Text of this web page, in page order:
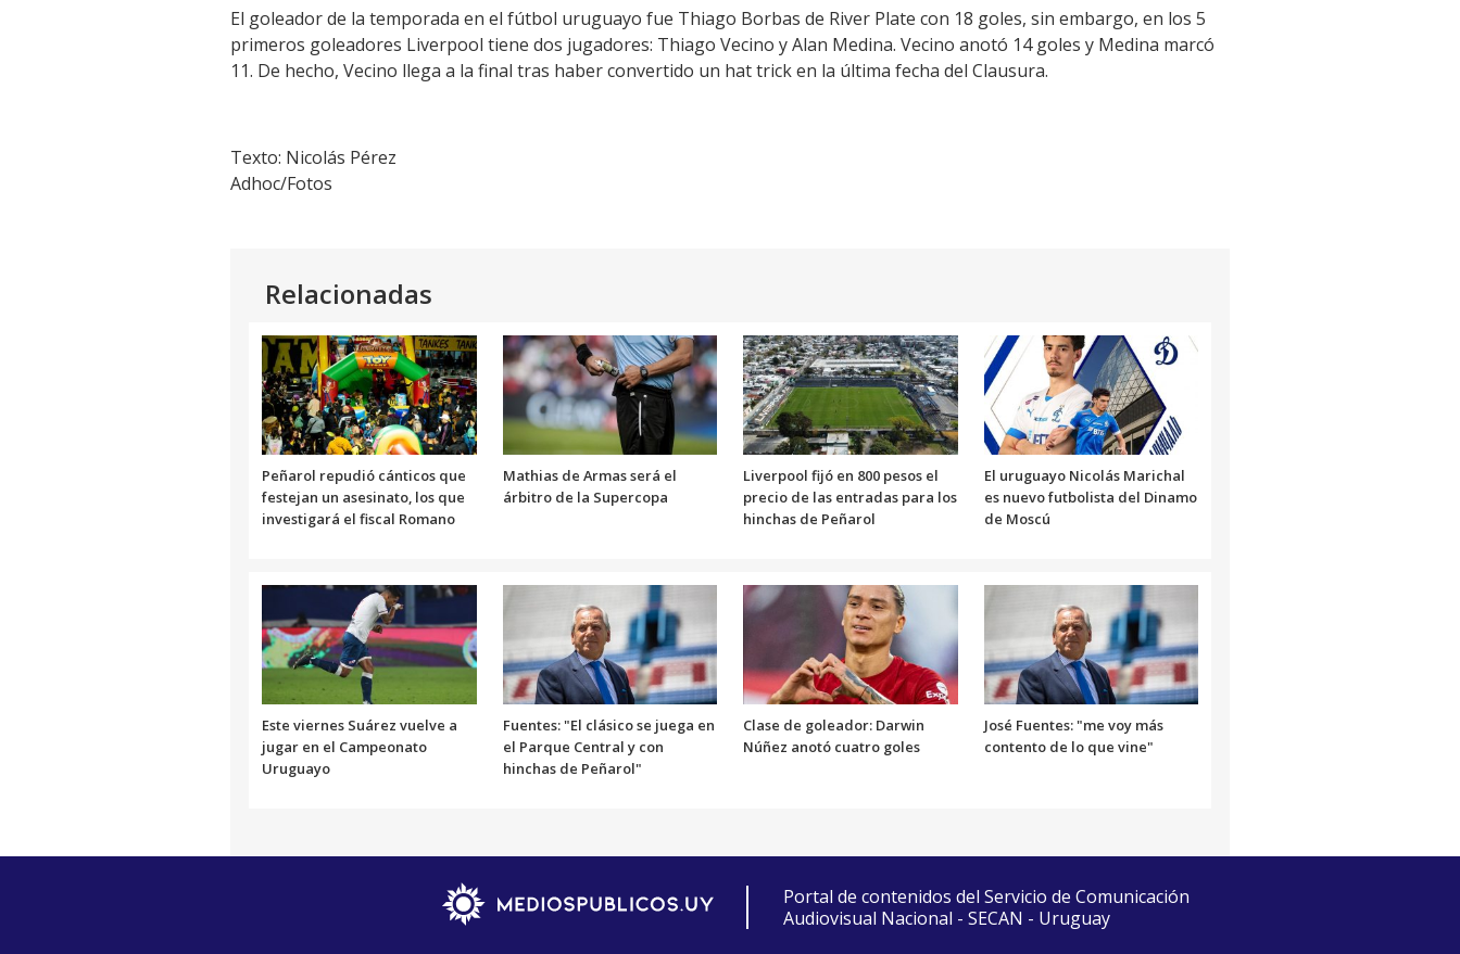
LinkEl goleador de la temporada en el fútbol uruguayo fue Thiago Borbas de River Plate con 18 goles, sin embargo, en los 5
primeros goleadores Liverpool tiene dos jugadores: Thiago Vecino y Alan Medina. Vecino anotó 14 goles y Medina marcó
11. De hecho, Vecino llega a la final tras haber convertido un hat trick en la última fecha del Clausura.
Texto: Nicolás Pérez
Adhoc/Fotos
Relacionadas
Peñarol repudió cánticos que
festejan un asesinato, los que
investigará el fiscal Romano
Mathias de Armas será el
árbitro de la Supercopa
Liverpool fijó en 800 pesos el
precio de las entradas para los
hinchas de Peñarol
El uruguayo Nicolás Marichal
es nuevo futbolista del Dinamo
de Moscú
Este viernes Suárez vuelve a
jugar en el Campeonato
Uruguayo
Fuentes: "El clásico se juega en
el Parque Central y con
hinchas de Peñarol"
Clase de goleador: Darwin
Núñez anotó cuatro goles
José Fuentes: "me voy más
contento de lo que vine"
Portal de contenidos del Servicio de Comunicación
Audiovisual Nacional - SECAN - Uruguay